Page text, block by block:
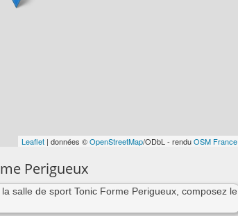
Leaflet | données ©OpenStreetMap/ODbL - renduOSM France
Perigueux
salle de sport Tonic Forme Perigueux, composez le